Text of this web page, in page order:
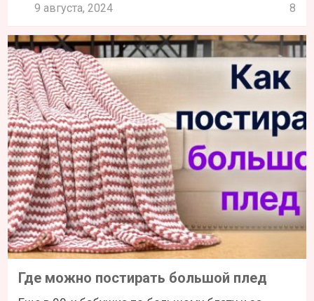
9 августа, 2024 8
Где можно постирать большой плед